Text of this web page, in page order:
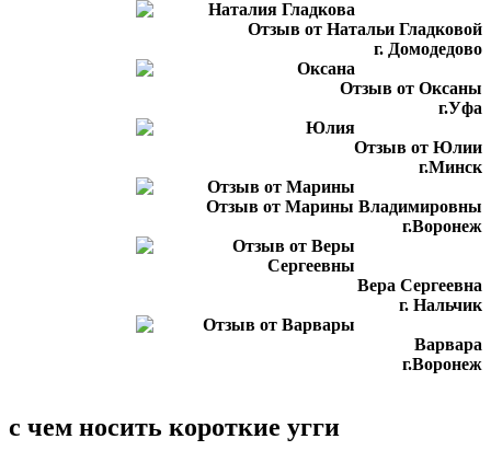
Отзыв от Натальи Гладковой
г. Домодедово
Отзыв от Оксаны
г.Уфа
Отзыв от Юлии
г.Минск
Отзыв от Марины Владимировны
г.Воронеж
Вера Сергеевна
г. Нальчик
Варвара
г.Воронеж
Айгуля Динаровна
с чем носить короткие угги